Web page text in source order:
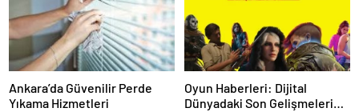
Ankara’da Güvenilir Perde
Yıkama Hizmetleri
Oyun Haberleri: Dijital
Dünyadaki Son Gelişmeleri